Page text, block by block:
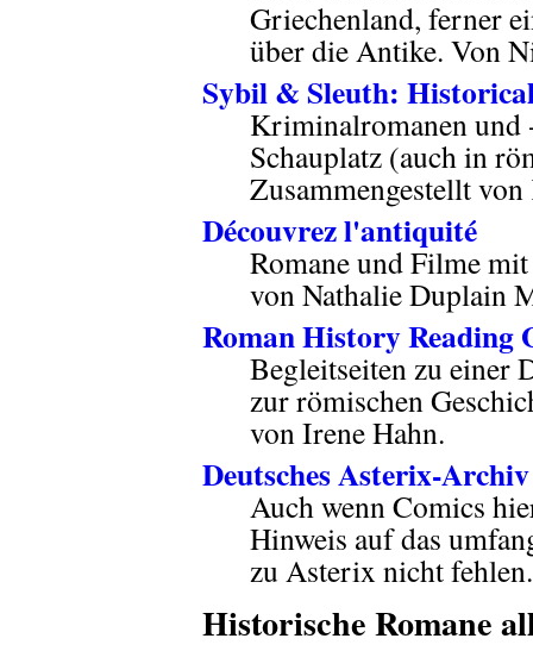
Griechenland, ferner
über die Antike. Von
Sybil & Sleuth:
Kriminalromanen und
Schauplatz (auch in
Zusammengestellt
Découvrez l'antiquité
Romane und Filme
von Nathalie Duplain
Roman History Reading
Begleitseiten zu einer
zur römischen
von Irene Hahn.
Deutsches Asterix-Archiv
Auch wenn Comics
Hinweis auf das
zu Asterix nicht fehlen.
Historische Romane